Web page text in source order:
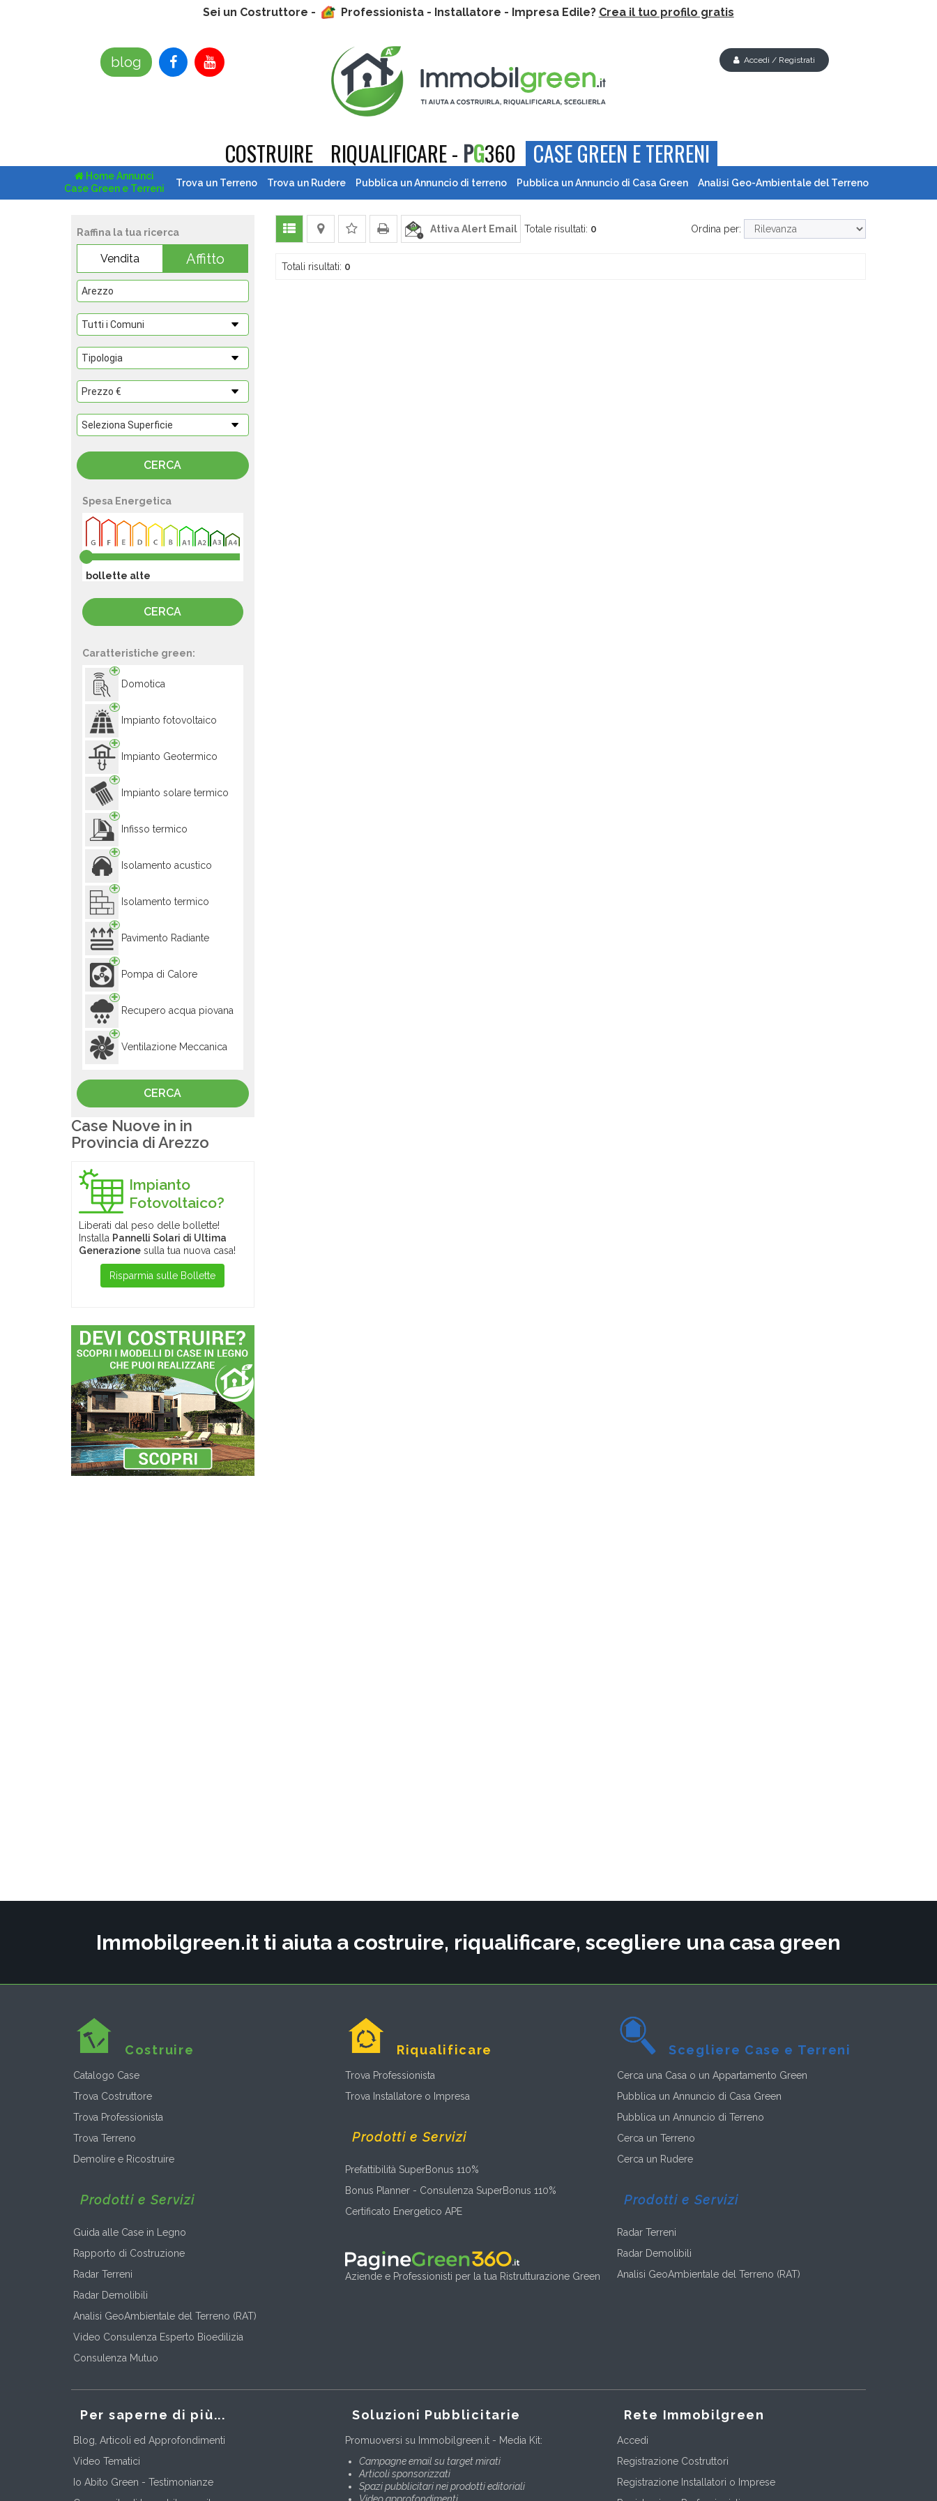
Sei un Costruttore - Professionista - Installatore - Impresa Edile? Crea il tuo profilo gratis
blog Accedi / Registrati
COSTRUIRE RIQUALIFICARE - PG360 CASE GREEN E TERRENI
Home Annunci
Case Green e Terreni
Trova un Terreno Trova un Rudere Pubblica un Annuncio di terreno Pubblica un Annuncio di Casa Green Analisi Geo-Ambientale del Terreno
Raffina la tua ricerca
Vendita Affitto
Spesa Energetica
bollette alte
Caratteristiche green:
Domotica
Impianto fotovoltaico
Impianto Geotermico
Impianto solare termico
Infisso termico
Isolamento acustico
Isolamento termico
Pavimento Radiante
Pompa di Calore
Recupero acqua piovana
Ventilazione Meccanica
Case Nuove in in
Provincia di Arezzo
Impianto
Fotovoltaico?
Liberati dal peso delle bollette!
Installa Pannelli Solari di Ultima
Generazione sulla tua nuova casa!
Risparmia sulle Bollette
Attiva Alert Email Totale risultati: 0 Ordina per:
Totali risultati: 0
Immobilgreen.it ti aiuta a costruire, riqualificare, scegliere una casa green
Costruire
Catalogo Case
Trova Costruttore
Trova Professionista
Trova Terreno
Demolire e Ricostruire
Prodotti e Servizi
Guida alle Case in Legno
Rapporto di Costruzione
Radar Terreni
Radar Demolibili
Analisi GeoAmbientale del Terreno (RAT)
Video Consulenza Esperto Bioedilizia
Consulenza Mutuo
Riqualificare
Trova Professionista
Trova Installatore o Impresa
Prodotti e Servizi
Prefattibilità SuperBonus 110%
Bonus Planner - Consulenza SuperBonus 110%
Certificato Energetico APE
Aziende e Professionisti per la tua Ristrutturazione Green
Scegliere Case e Terreni
Cerca una Casa o un Appartamento Green
Pubblica un Annuncio di Casa Green
Pubblica un Annuncio di Terreno
Cerca un Terreno
Cerca un Rudere
Prodotti e Servizi
Radar Terreni
Radar Demolibili
Analisi GeoAmbientale del Terreno (RAT)
Per saperne di più...
Blog, Articoli ed Approfondimenti
Video Tematici
Io Abito Green - Testimonianze
Soluzioni Pubblicitarie
Promuoversi su Immobilgreen.it - Media Kit:
Campagne email su target mirati
Articoli sponsorizzati
Spazi pubblicitari nei prodotti editoriali
Rete Immobilgreen
Accedi
Registrazione Costruttori
Registrazione Installatori o Imprese